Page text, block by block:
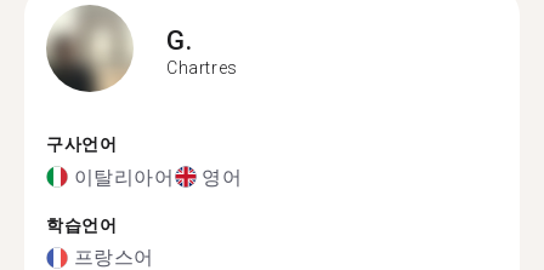
G.
Chartres
구사언어
이탈리아어 영어
학습언어
프랑스어